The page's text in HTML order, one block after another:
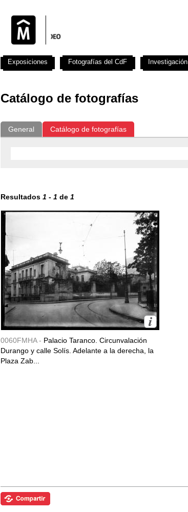
Catálogo de fotografías
General Catálogo de fotografías
Resultados 1 - 1 de 1
0060FMHA - Palacio Taranco. Circunvalación
Durango y calle Solís. Adelante a la derecha, la
Plaza Zab...
Exposiciones Fotografías del CdF Investigación